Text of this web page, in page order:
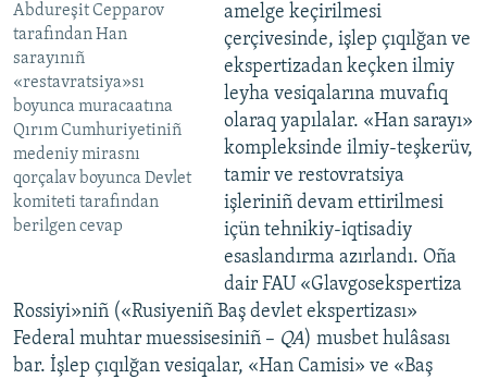
Abdureşit Cepparov
tarafından Han
sarayınıñ
«restavratsiya»sı
boyunca muracaatına
Qırım Cumhuriyetiniñ
medeniy mirasnı
qorçalav boyunca Devlet
komiteti tarafından
berilgen cevap
amelge keçirilmesi
çerçivesinde, işlep çıqılğan ve
ekspertizadan keçken ilmiy
leyha vesiqalarına muvafıq
olaraq yapılalar. «Han sarayı»
kompleksinde ilmiy-teşkerüv,
tamir ve restovratsiya
işleriniñ devam ettirilmesi
içün tehnikiy-iqtisadiy
esaslandırma azırlandı. Oña
dair FAU «Glavgosekspertiza
Rossiyi»niñ («Rusiyeniñ Baş devlet ekspertizası»
Federal muhtar muessisesiniñ – QA) musbet hulâsası
bar. İşlep çıqılğan vesiqalar, «Han Camisi» ve «Baş